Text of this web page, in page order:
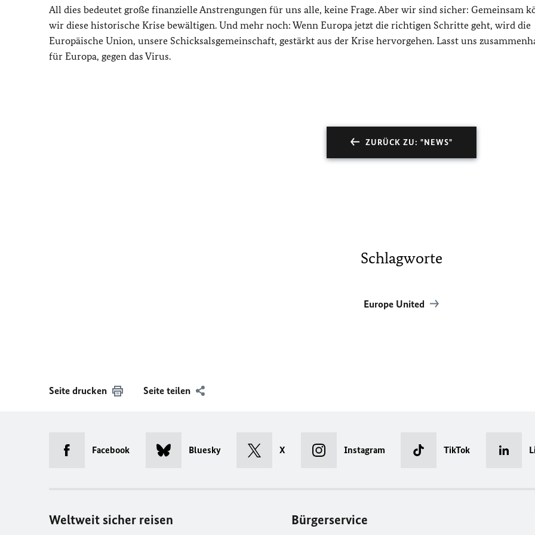
All dies bedeutet große finanzielle Anstrengungen für uns alle, keine Frage. Aber wir sind sicher: Gemeinsam
wir diese historische Krise bewältigen. Und mehr noch: Wenn Europa jetzt die richtigen Schritte geht, wird die
Europäische Union, unsere Schicksalsgemeinschaft, gestärkt aus der Krise hervorgehen. Lasst uns
für Europa, gegen das Virus.
ZURÜCK ZU: "NEWS"
Schlagworte
Europe United
Seite drucken Seite teilen
Facebook Bluesky X Instagram TikTok
Weltweit sicher reisen Bürgerservice